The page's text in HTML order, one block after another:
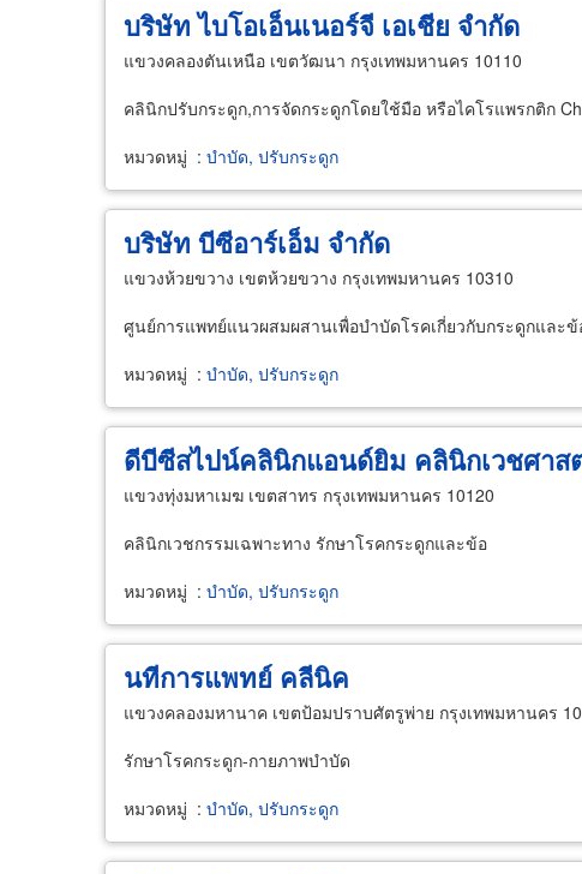
บริษัท ไบโอเอ็นเนอร์จี เอเชีย จำกัด
แขวงคลองตันเหนือ เขตวัฒนา กรุงเทพมหานคร 10110
คลินิกปรับกระดูก,การจัดกระดูกโดยใช้มือ หรือไคโรแพรกติก
หมวดหมู่ : บำบัด, ปรับกระดูก
บริษัท บีซีอาร์เอ็ม จำกัด
แขวงห้วยขวาง เขตห้วยขวาง กรุงเทพมหานคร 10310
ศูนย์การแพทย์แนวผสมผสานเพื่อบำบัดโรคเกี่ยวกับกระดูกและ
หมวดหมู่ : บำบัด, ปรับกระดูก
ดีบีซีสไปน์คลินิกแอนด์ยิม คลินิกเวชศา
แขวงทุ่งมหาเมฆ เขตสาทร กรุงเทพมหานคร 10120
คลินิกเวชกรรมเฉพาะทาง รักษาโรคกระดูกและข้อ
หมวดหมู่ : บำบัด, ปรับกระดูก
นทีการแพทย์ คลีนิค
แขวงคลองมหานาค เขตป้อมปราบศัตรูพ่าย กรุงเทพมหานคร
รักษาโรคกระดูก-กายภาพบำบัด
หมวดหมู่ : บำบัด, ปรับกระดูก